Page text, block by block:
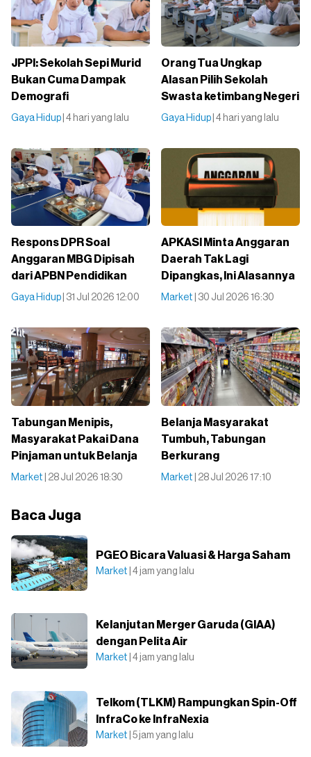
JPPI: Sekolah Sepi Murid
Bukan Cuma Dampak
Demografi
Gaya Hidup | 4 hari yang lalu
Orang Tua Ungkap
Alasan Pilih Sekolah
Swasta ketimbang Negeri
Gaya Hidup | 4 hari yang lalu
Respons DPR Soal
Anggaran MBG Dipisah
dari APBN Pendidikan
Gaya Hidup | 31 Jul 2026 12:00
APKASI Minta Anggaran
Daerah Tak Lagi
Dipangkas, Ini Alasannya
Market | 30 Jul 2026 16:30
Tabungan Menipis,
Masyarakat Pakai Dana
Pinjaman untuk Belanja
Market | 28 Jul 2026 18:30
Belanja Masyarakat
Tumbuh, Tabungan
Berkurang
Market | 28 Jul 2026 17:10
Baca Juga
PGEO Bicara Valuasi & Harga Saham
Market | 4 jam yang lalu
Kelanjutan Merger Garuda (GIAA)
dengan Pelita Air
Market | 4 jam yang lalu
Telkom (TLKM) Rampungkan Spin-Off
InfraCo ke InfraNexia
Market | 5 jam yang lalu